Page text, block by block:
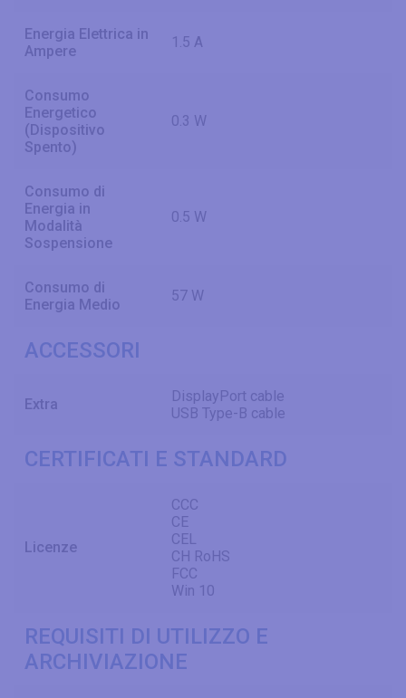
Energia Elettrica in
Ampere
1.5 A
Consumo
Energetico
(Dispositivo
Spento)
0.3 W
Consumo di
Energia in
Modalità
Sospensione
0.5 W
Consumo di
Energia Medio
57 W
ACCESSORI
Extra
DisplayPort cable
USB Type-B cable
CERTIFICATI E STANDARD
Licenze
CCC
CE
CEL
CH RoHS
FCC
Win 10
REQUISITI DI UTILIZZO E
ARCHIVIAZIONE